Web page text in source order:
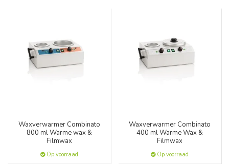
Waxverwarmer Combinato
800 ml Warme wax &
Filmwax
Op voorraad
Waxverwarmer Combinato
400 ml Warme Wax &
Filmwax
Op voorraad